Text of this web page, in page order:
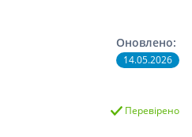
Оновлено:
14.05.2026
Перевірено